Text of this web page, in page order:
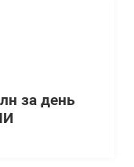
за день